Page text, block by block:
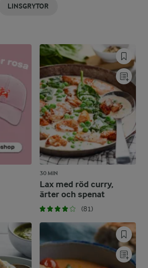
LINSGRYTOR
30 MIN
Lax med röd curry,
ärter och spenat
(81)